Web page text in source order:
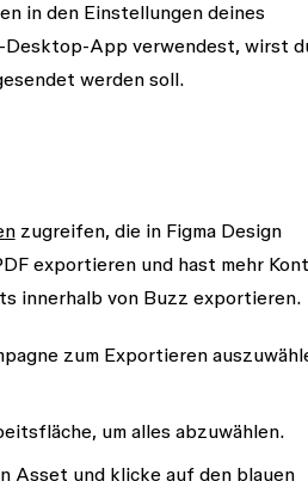
in den Einstellungen deines
Desktop-App verwendest, wirst
werden soll.
zugreifen, die in Figma Design
exportieren und hast mehr
innerhalb von Buzz exportieren.
zum Exportieren
um alles abzuwählen.
Asset und klicke auf den blauen